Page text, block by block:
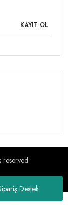
Destek
KAYIT OL